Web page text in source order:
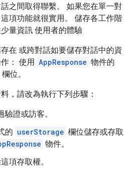
之間取得聯繫。 如果您在單一對
項功能就很實用。 儲存各工作階
量資訊 使用者的體驗
在 或跨對話如要儲存對話中的資
： 使用 AppResponse 物件的
欄位。
，請改為執行下列步驟：
證或訪客。
的 userStorage 欄位儲存或存取
物件。
項存取權。